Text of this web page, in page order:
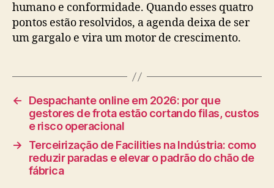
humano e conformidade. Quando esses quatro
pontos estão resolvidos, a agenda deixa de ser
um gargalo e vira um motor de crescimento.
←
Despachante online em 2026: por que
gestores de frota estão cortando filas, custos
e risco operacional
→
Terceirização de Facilities na Indústria: como
reduzir paradas e elevar o padrão do chão de
fábrica